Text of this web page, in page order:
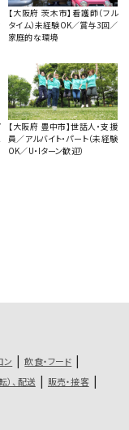
【大阪府 茨木市】看護師（フル
タイム）未経験OK／賞与3回／
家庭的な環境
【大阪府 豊中市】世話人・支援
員／アルバイト・パート（未経験
OK／U・Iターン歓迎）
ン
飲食・フード
）、配送
販売・接客